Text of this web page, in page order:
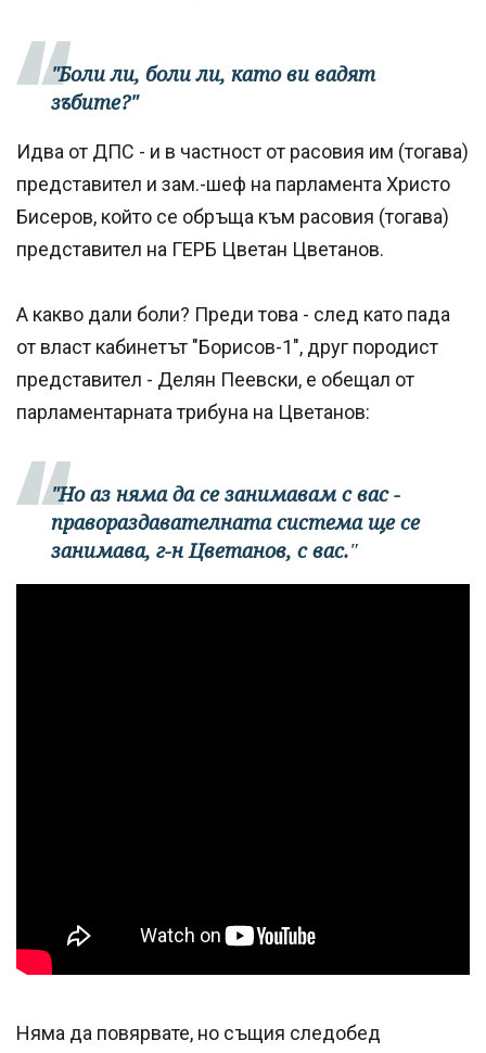
"Боли ли, боли ли, като ви вадят
зъбите?"
Идва от ДПС - и в частност от расовия им (тогава)
представител и зам.-шеф на парламента Христо
Бисеров, който се обръща към расовия (тогава)
представител на ГЕРБ Цветан Цветанов.
А какво дали боли? Преди това - след като пада
от власт кабинетът "Борисов-1", друг породист
представител - Делян Пеевски, е обещал от
парламентарната трибуна на Цветанов:
"Но аз няма да се занимавам с вас -
правораздавателната система ще се
занимава, г-н Цветанов, с вас."
Няма да повярвате, но същия следобед